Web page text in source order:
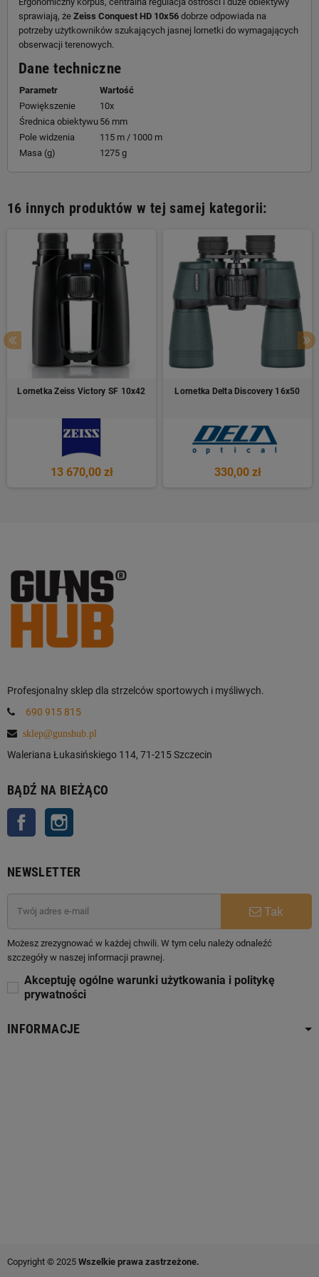
sprawiają, że Zeiss Conquest HD 10x56 dobrze odpowiada na
potrzeby użytkowników szukających jasnej lornetki do wymagających
obserwacji terenowych.
Dane techniczne
Parametr
Wartość
Powiększenie
10x
Średnica obiektywu 56 mm
Pole widzenia
115 m / 1000 m
Masa (g)
1275 g
16 innych produktów w tej samej kategorii:
Lornetka Zeiss Victory SF 10x42
13 670,00 zł
Lornetka Delta Discovery 16x50
330,00 zł
Profesjonalny sklep dla strzelców sportowych i myśliwych.
690 915 815
sklep@gunshub.pl
Waleriana Łukasińskiego 114, 71-215 Szczecin
BĄDŹ NA BIEŻĄCO
Facebook
NEWSLETTER
Tak
Możesz zrezygnować w każdej chwili. W tym celu należy odnaleźć
szczegóły w naszej informacji prawnej.
Akceptuję ogólne warunki użytkowania i politykę
prywatności
INFORMACJE
Copyright © 2025 Wszelkie prawa zastrzeżone.